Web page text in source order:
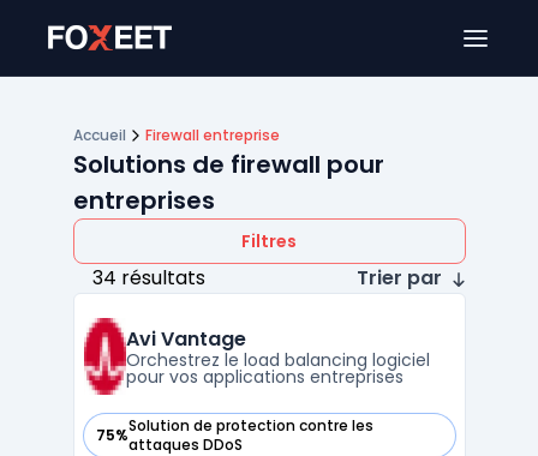
Accueil Firewall entreprise
Solutions de firewall pour
entreprises
Filtres
34 résultats Trier par
Avi Vantage
Orchestrez le load balancing logiciel
pour vos applications entreprises
75%Solution de protection contre les
attaques DDoS
— voir Avi Vantage dans cette catégorie